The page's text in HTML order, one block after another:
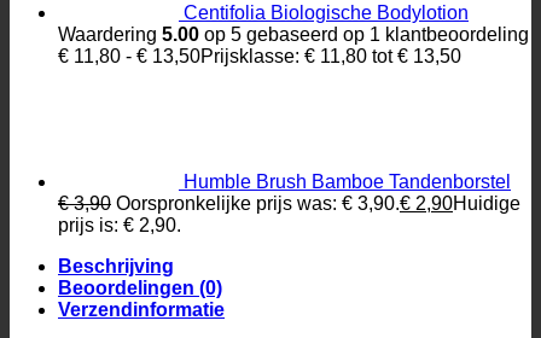
Centifolia Biologische Bodylotion
Waardering 5.00 op 5 gebaseerd op 1 klantbeoordeling
€ 11,80 - € 13,50Prijsklasse: € 11,80 tot € 13,50
Humble Brush Bamboe Tandenborstel
€3,90 Oorspronkelijke prijs was: € 3,90.€ 2,90Huidige
prijs is: € 2,90.
Beschrijving
Beoordelingen (0)
Verzendinformatie